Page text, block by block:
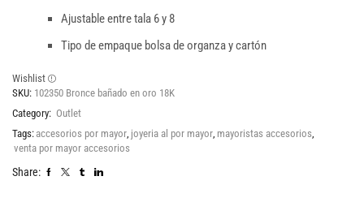
Ajustable entre tala 6 y 8
Tipo de empaque bolsa de organza y cartón
Wishlist
SKU: 102350 Bronce bañado en oro 18K
Category: Outlet
Tags: accesorios por mayor joyeria al por mayor mayoristas accesorios
venta por mayor accesorios
Share: